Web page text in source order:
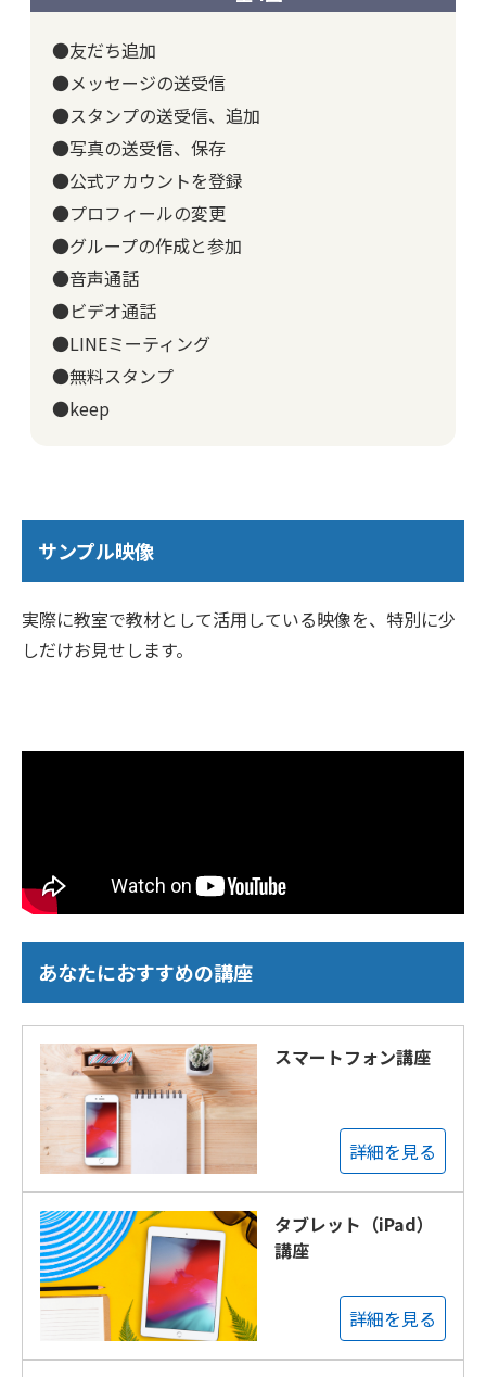
●友だち追加
●メッセージの送受信
●スタンプの送受信、追加
●写真の送受信、保存
●公式アカウントを登録
●プロフィールの変更
●グループの作成と参加
●音声通話
●ビデオ通話
●LINEミーティング
●無料スタンプ
●keep
サンプル映像
実際に教室で教材として活用している映像を、特別に少
しだけお見せします。
あなたにおすすめの講座
スマートフォン講座
詳細を見る
タブレット（iPad）
講座
詳細を見る